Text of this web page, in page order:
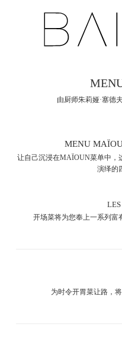
由厨师朱莉娅·塞德
MENU
让自己沉浸在MAÏOUN菜单中，
演绎的
开场菜将为您奉上一系列富
为时令开胃菜让路，